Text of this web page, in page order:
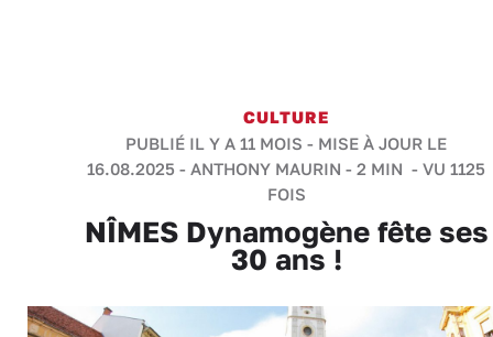
CULTURE
PUBLIÉ IL Y A 11 MOIS - MISE À JOUR LE
16.08.2025 - ANTHONY MAURIN - 2 MIN - VU 1125
FOIS
NÎMES Dynamogène fête ses
30 ans !